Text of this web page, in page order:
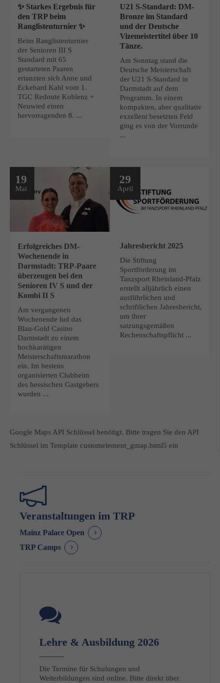
✨ Starkes Ergebnis für
den TRP beim
Ranglistenturnier ✨
Beim Ranglistenturnier
der Senioren III S
Standard mit 65
gestarteten Paaren
ertanzten sich Anne und
Eckehard Kahl vom 1.
TGC Redoute Koblenz +
Neuwied einen
hervorragenden 8. ...
U21 S-Standard: DM-
Bronze im Standard
und der Deutsche
Vizemeistertitel über 10
Tänze.
Am Sonntag stand die
Deutsche Meisterschaft
der U21 S-Standard in
Darmstadt auf dem
Programm. In einem
kompakten, aber qualitativ
exzellent besetzten Feld
ging es von der Vorrunde
...
19
Mai
Erfolgreiches DM-
Wochenende in
Darmstadt: TRP-Paare
überzeugen bei den
Senioren IV S und der
Kombi II S
Am vergangenen
Wochenende lud das
Blau-Gold Casino
Darmstadt zu einem
hochkarätigen
Meisterschaftsmarathon
ein. Im bestens
organisierten Clubheim
des hessischen Gastgebers
wurden ...
29
April
Jahresbericht 2025
Die Stiftung
Sportförderung im
Tanzsport Rheinland-Pfalz
erstellt alljährlich einen
ausführlichen und
schriftlichen Jahresbericht,
um ihrer
satzungsgemäßen
Rechenschaftspflicht ...
Google Maps API Schlüssel benötigt. Bitte tragen Sie den API
Schlüssel im Template customelement_gmap.html5 ein
Veranstaltungen im TRP
Mainz Palace Open
TRP Camps
Lehre & Ausbildung 2026
Die Termine für Schulungen und
Weiterbildungen sind online. Bitte direkt über